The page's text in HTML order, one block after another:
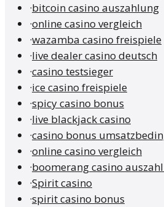
·bitcoin casino auszahlung
·online casino vergleich
·wazamba casino freispiele
·live dealer casino deutsch
·casino testsieger
·ice casino freispiele
·spicy casino bonus
·live blackjack casino
·casino bonus
·online casino vergleich
·boomerang casino
·Spirit casino
·spirit casino bonus